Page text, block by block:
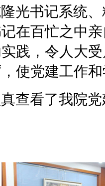
光书记系统
在百忙之中
践，令人大
使党建工作
查看了我院